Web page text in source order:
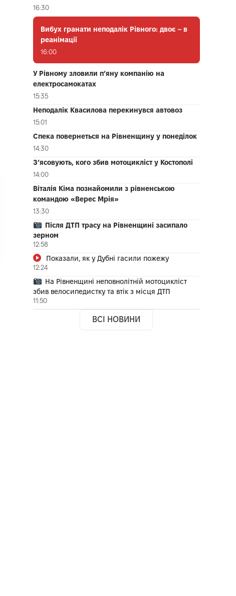
16:30
Вибух гранати неподалік Рівного: двоє – в
реанімації
16:00
У Рівному зловили п’яну компанію на
електросамокатах
15:35
Неподалік Квасилова перекинувся автовоз
15:01
Спека повернеться на Рівненщину у понеділок
14:30
З’ясовують, кого збив мотоцикліст у Костополі
14:00
Віталія Кіма познайомили з рівненською
командою «Верес Мрія»
13:30
Після ДТП трасу на Рівненщині засипало
зерном
12:58
Показали, як у Дубні гасили пожежу
12:24
На Рівненщині неповнолітній мотоцикліст
збив велосипедистку та втік з місця ДТП
11:50
ВСІ НОВИНИ